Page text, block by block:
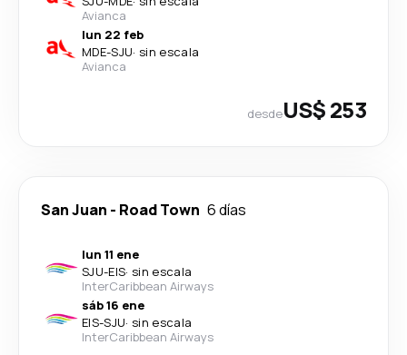
Avianca
lun 22 feb
MDE-SJU· sin escala
Avianca
desdeUS$ 253
San Juan - Road Town 6 días
lun 11 ene
SJU-EIS· sin escala
InterCaribbean Airways
sáb 16 ene
EIS-SJU· sin escala
InterCaribbean Airways